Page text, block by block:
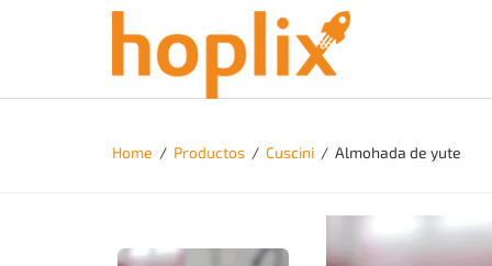
Home / Productos / Cuscini / Almohada de yute